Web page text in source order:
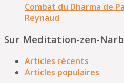
Combat du Dharma de
Reynaud
Sur Meditation-zen-
Articles récents
Articles populaires